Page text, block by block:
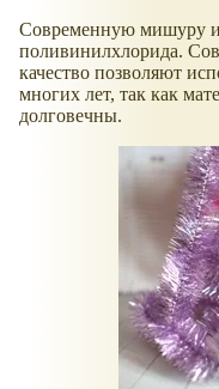
Современную мишуру
поливинилхлорида.
качество позволяют
многих лет, так как
долговечны.